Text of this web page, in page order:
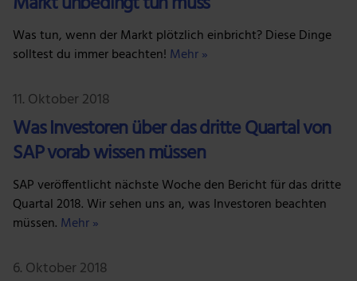
zu können und die Zugriffe auf unsere Website zu
analysieren. Außerdem geben wir Informationen zu
für soziale Medien, Werbung und Analysen weiter.
möglicherweise mit weiteren Daten zusammen, die du
ihnen bereitgestellt hast oder die sie im Rahmen deiner
Was tun, wenn der Markt plötzlich einbricht? Diese Dinge
solltest du immer beachten! Mehr »
11. Oktober 2018
Was Investoren über das dritte Quartal von
SAP vorab wissen müssen
SAP veröffentlicht nächste Woche den Bericht für das dritte
Quartal 2018. Wir sehen uns an, was Investoren beachten
müssen. Mehr »
6. Oktober 2018